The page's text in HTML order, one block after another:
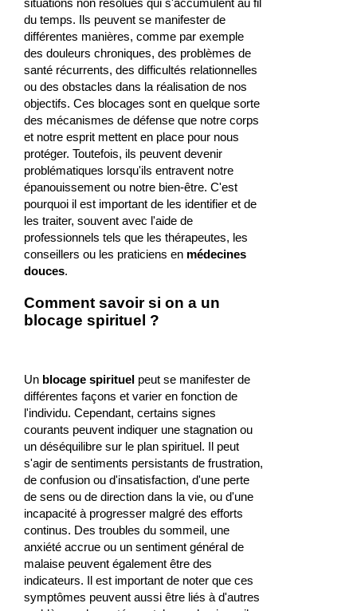
situations non résolues qui s'accumulent au fil
du temps. Ils peuvent se manifester de
différentes manières, comme par exemple
des douleurs chroniques, des problèmes de
santé récurrents, des difficultés relationnelles
ou des obstacles dans la réalisation de nos
objectifs. Ces blocages sont en quelque sorte
des mécanismes de défense que notre corps
et notre esprit mettent en place pour nous
protéger. Toutefois, ils peuvent devenir
problématiques lorsqu'ils entravent notre
épanouissement ou notre bien-être. C'est
pourquoi il est important de les identifier et de
les traiter, souvent avec l'aide de
professionnels tels que les thérapeutes, les
conseillers ou les praticiens en médecines
douces.
Comment savoir si on a un
blocage spirituel ?
Un blocage spirituelpeut se manifester de
différentes façons et varier en fonction de
l'individu. Cependant, certains signes
courants peuvent indiquer une stagnation ou
un déséquilibre sur le plan spirituel. Il peut
s'agir de sentiments persistants de frustration,
de confusion ou d'insatisfaction, d'une perte
de sens ou de direction dans la vie, ou d'une
incapacité à progresser malgré des efforts
continus. Des troubles du sommeil, une
anxiété accrue ou un sentiment général de
malaise peuvent également être des
indicateurs. Il est important de noter que ces
symptômes peuvent aussi être liés à d'autres